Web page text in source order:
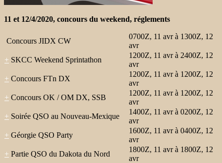
11 et 12/4/2020, concours du weekend, réglements
Concours JIDX CW
0700Z, 11 avr à 1300Z, 12
avr
+ SKCC Weekend Sprintathon
1200Z, 11 avr à 2400Z, 12
avr
+ Concours FTn DX
1200Z, 11 avr à 1200Z, 12
avr
+ Concours OK / OM DX, SSB
1200Z, 11 avr à 1200Z, 12
avr
+ Soirée QSO au Nouveau-Mexique
1400Z, 11 avr à 0200Z, 12
avr
+ Géorgie QSO Party
1600Z, 11 avr à 0400Z, 12
avr
+ Partie QSO du Dakota du Nord
1800Z, 11 avr à 1800Z, 12
avr